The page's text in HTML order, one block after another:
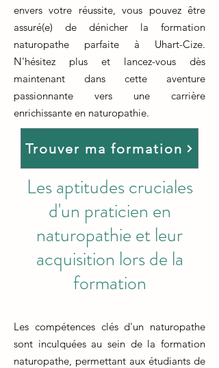
envers votre réussite, vous pouvez être
assuré(e) de dénicher la formation
naturopathe parfaite à Uhart-Cize.
N'hésitez plus et lancez-vous dès
maintenant dans cette aventure
passionnante vers une carrière
enrichissante en naturopathie.
Trouver ma formation
Les aptitudes cruciales
d'un praticien en
naturopathie et leur
acquisition lors de la
formation
Les compétences clés d'un naturopathe
sont inculquées au sein de la formation
naturopathe, permettant aux étudiants de